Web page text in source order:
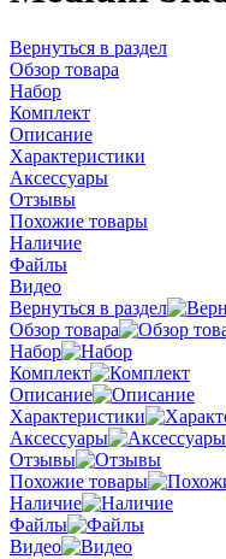
Вернуться в раздел
Обзор товара
Набор
Комплект
Описание
Характеристики
Аксессуары
Отзывы
Похожие товары
Наличие
Файлы
Видео
Вернуться в раздел
Обзор товара
Набор
Комплект
Описание
Характеристики
Аксессуары
Отзывы
Похожие товары
Наличие
Файлы
Видео